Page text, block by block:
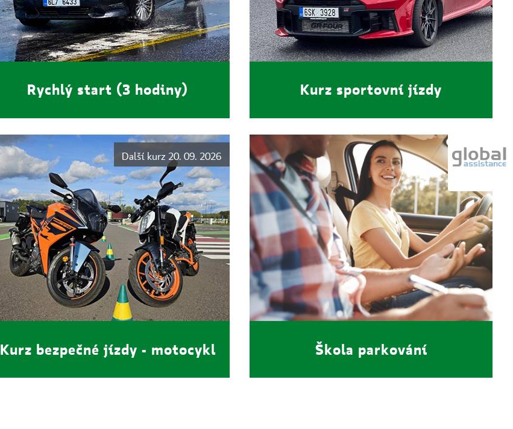
Rychlý start (3 hodiny) Kurz sportovní jízdy
Další kurz 20. 09. 2026
Kurz bezpečné jízdy - motocykl Škola parkování